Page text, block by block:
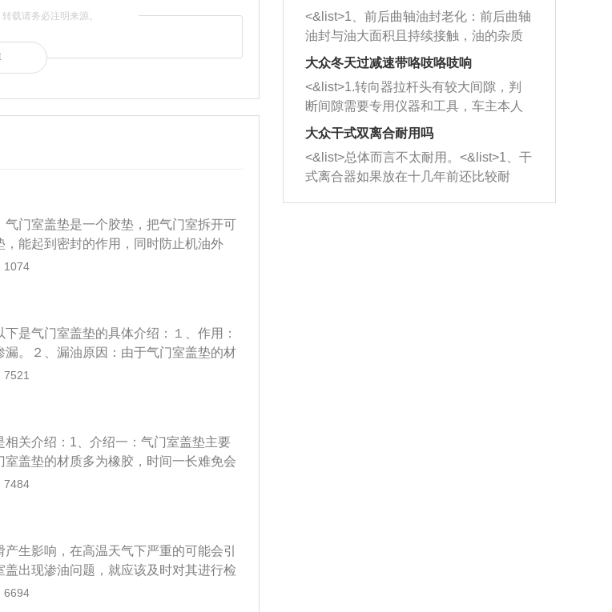
载请务必注明来源。
门室盖垫是一个胶垫，把气门室拆开可
能起到密封的作用，同时防止机油外
机顶部的密封部件，与油底壳对应的杆
缸体总成形成密封的压缩室，在一定条
部的气门室盖，下面是气缸盖，在下面
1074
是气门室盖垫的具体介绍：１、作用：
。２、漏油原因：由于气门室盖垫的材
硬，因此出现机油渗漏的情况。气门室
佳。３、漏油现象：气门盖处于发动机
流，发动机工作时的温度很高，直接将
7521
关介绍：1、介绍一：气门室盖垫主要
盖垫的材质多为橡胶，时间一长难免会
情况。螺丝压力不均衡、螺丝压力过
盖处于发动机的上面，渗漏出来的机油
很高，直接将缸体上的机油蒸发，容易
7484
生影响，在高温天气下严重的可能会引
出现渗油问题，就应该及时对其进行检
装配时螺丝受力不均。如果螺丝受力不
6694
西取出来。但如果是因为积碳过多引起
的堵塞，就需要将三元催化器泡在草酸
洗剂对堵塞的情况得到解决，将清洗剂
放在燃油箱中，与燃油混合后，车辆启
动时，就可以和汽油一起进入到燃烧
室，最后形成废气排出，就可以让三元
催化器得到清洗，排气管堵塞的情况就
能够得到解决。
一圈半的练习，往右同样也要打相同的
圈数。 <&list>3、最后强调要反复练
习，这样就可以形成肌肉记忆，在真实
驾驶车辆时，不需要记忆也能打好方
向。
<&list>1、前后曲轴油封老化：前后曲轴
油封与油大面积且持续接触，油的杂质
和发动机内持续温度变化使其密封效果
逐渐减弱，导致渗油或漏油。<&list>2、
活塞间隙过大：积碳会使活塞环与缸体
的间隙扩大，导致机油流入燃烧室中，
造成烧机油。<&list>3、机油粘度。使用
机油粘度过小的话，同样会有烧机油现
象，机油粘度过小具有很好的流动性，
大众冬天过减速带咯吱咯吱响
<&list>1.转向器拉杆头有较大间隙，判
断间隙需要专用仪器和工具，车主本人
无法制作，需要将车辆送到修理厂或4s
店；<&list>2.车辆半轴套管防尘罩破
裂，破裂后会出现漏油现象，使半轴磨
损严重，磨损的半轴容易损坏，产生异
响；<&list>3.稳定器的转向胶套和球头
大众干式双离合耐用吗
<&list>总体而言不太耐用。<&list>1、干
式离合器如果放在十几年前还比较耐